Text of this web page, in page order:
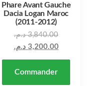
Phare Avant Gauche
Dacia Logan Maroc
(2011-2012)
3,840.00 د.م.
3,200.00 د.م.
Commander